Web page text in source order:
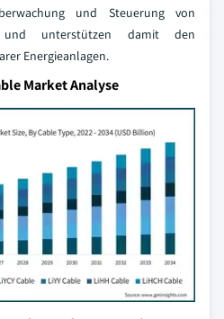
und Steuerung von
und unterstützen damit den
Energieanlagen.
Market Analyse